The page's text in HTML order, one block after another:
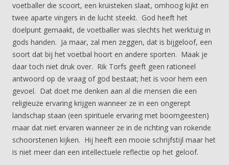
voetballer die scoort, een kruisteken slaat, omhoog kijkt en
twee aparte vingers in de lucht steekt. God heeft het
doelpunt gemaakt, de voetballer was slechts het werktuig in
gods handen. Ja maar, zal men zeggen, dat is bijgeloof, een
soort dat bij het voetbal hoort en andere sporten. Maak je
daar toch niet druk over. Rik Torfs geeft geen rationeel
antwoord op de vraag of god bestaat; het is voor hem een
gevoel. Dat doet me denken aan al die mensen die een
religieuze ervaring krijgen wanneer ze in een ongerept
landschap staan (een spirituele ervaring met boomgeesten)
maar dat niet ervaren wanneer ze in de richting van rokende
schoorstenen kijken. Hij heeft een mooie schrijfstijl maar het
is niet meer dan een intellectuele reflectie op het geloof.